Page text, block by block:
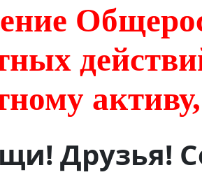
Друзья!